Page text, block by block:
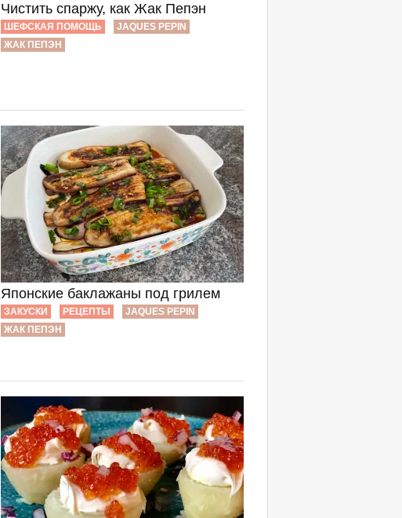
Чистить спаржу, как Жак Пепэн
ШЕФСКАЯ ПОМОЩЬ
JAQUES PEPIN
ЖАК ПЕПЭН
Японские баклажаны под грилем
ЗАКУСКИ РЕЦЕПТЫ
JAQUES PEPIN
ЖАК ПЕПЭН